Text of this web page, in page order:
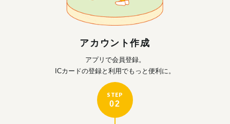
アカウント作成
アプリで会員登録。
ICカードの登録と利用でもっと便利に。
STEP
02